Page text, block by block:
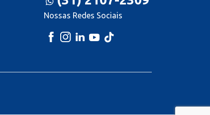
Nossas Redes Sociais